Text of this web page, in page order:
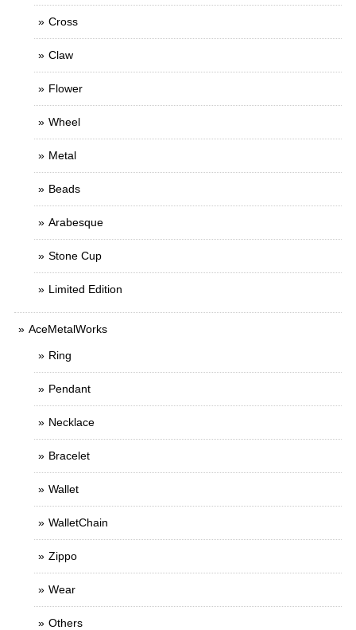
Cross
Claw
Flower
Wheel
Metal
Beads
Arabesque
Stone Cup
Limited Edition
AceMetalWorks
Ring
Pendant
Necklace
Bracelet
Wallet
WalletChain
Zippo
Wear
Others